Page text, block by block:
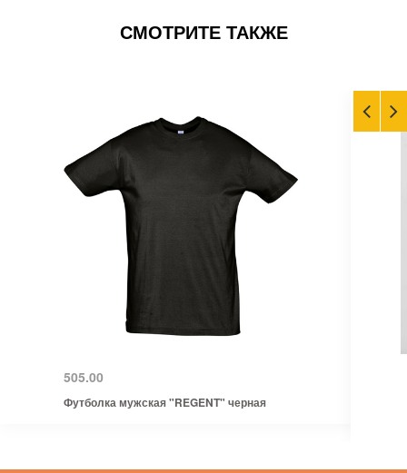
СМОТРИТЕ ТАКЖЕ
505.00
Футболка мужская "REGENT" черная